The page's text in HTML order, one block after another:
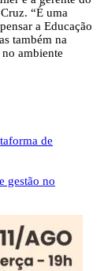
“É uma
a Educação
também na
ambiente
de
gestão no